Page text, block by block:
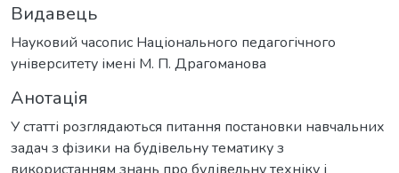
Видавець
Науковий часопис Національного педагогічного
університету імені М. П. Драгоманова
Анотація
У статті розглядаються питання постановки навчальних
задач з фізики на будівельну тематику з